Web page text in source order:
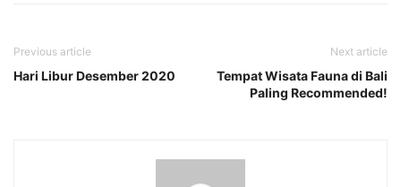
Previous article
Hari Libur Desember 2020
Next article
Tempat Wisata Fauna di Bali
Paling Recommended!